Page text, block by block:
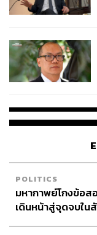
POLITICS
มหากาพย์โกงข้อ
เดินหน้าสู่จุดจบใน